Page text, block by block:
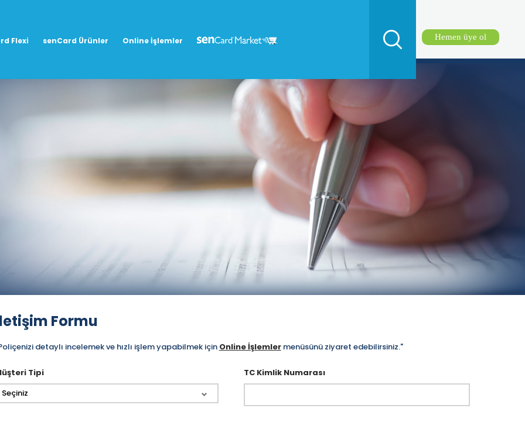
Flexi senCard Ürünler Online İşlemler Hemen üye ol
Formu
detaylı incelemek ve hızlı işlem yapabilmek için Online İşlemlermenüsünü ziyaret edebilirsiniz."
Tipi
Seçiniz
TC Kimlik Numarası